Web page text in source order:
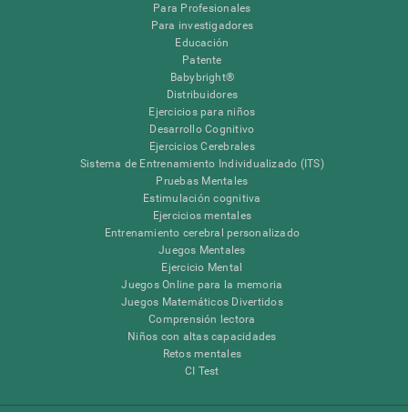
Para Profesionales
Para investigadores
Educación
Patente
Babybright®
Distribuidores
Ejercicios para niños
Desarrollo Cognitivo
Ejercicios Cerebrales
Sistema de Entrenamiento Individualizado (ITS)
Pruebas Mentales
Estimulación cognitiva
Ejercicios mentales
Entrenamiento cerebral personalizado
Juegos Mentales
Ejercicio Mental
Juegos Online para la memoria
Juegos Matemáticos Divertidos
Comprensión lectora
Niños con altas capacidades
Retos mentales
CI Test